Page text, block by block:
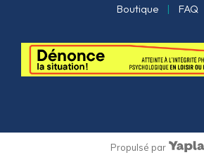
Boutique
| FAQ
Propulsé par